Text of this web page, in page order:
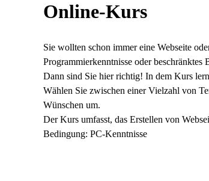
Online-Kurs
Sie wollten schon immer eine Webseite
Programmierkenntnisse oder beschränktes
Dann sind Sie hier richtig! In dem Kurs
Wählen Sie zwischen einer Vielzahl von
Wünschen um.
Der Kurs umfasst, das Erstellen von
Bedingung: PC-Kenntnisse